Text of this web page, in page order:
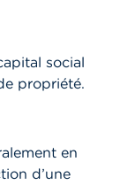
social
propriété.
en
d’une